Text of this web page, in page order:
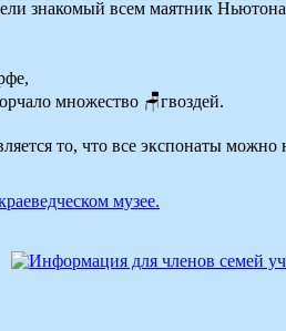
знакомый всем маятник
множество 🪑гвоздей.
то, что все экспонаты
музее.